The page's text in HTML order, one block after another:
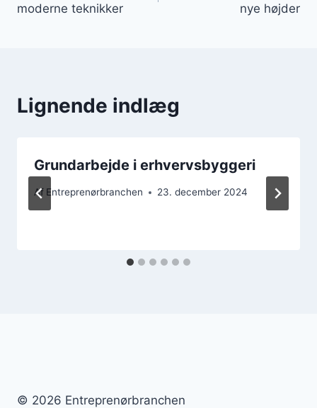
moderne teknikker
nye højder
Lignende indlæg
Grundarbejde i erhvervsbyggeri
Af Entreprenørbranchen 23. december 2024
© 2026 Entreprenørbranchen